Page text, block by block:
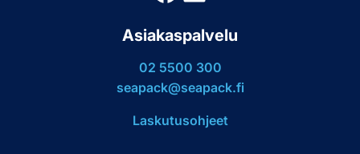
Asiakaspalvelu
02 5500 300
seapack@seapack.fi
Laskutusohjeet